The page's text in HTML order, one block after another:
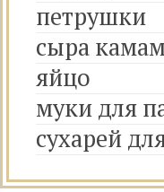
петрушки
сыра
яйцо
муки для
сухарей